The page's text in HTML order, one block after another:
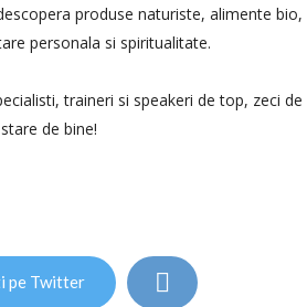
produse naturiste, alimente bio,
personala si spiritualitate.
traineri si speakeri de top, zeci de
de bine!
pe Twitter